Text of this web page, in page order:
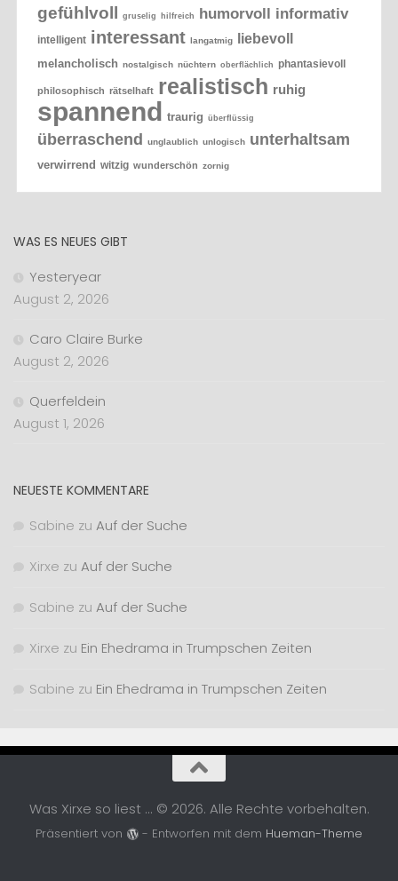
gefühlvoll gruselig hilfreich humorvoll informativ
intelligent interessant langatmig liebevoll
melancholisch nostalgisch nüchtern oberflächlich phantasievoll
philosophisch rätselhaft realistisch ruhig
spannend traurig überflüssig
überraschend unglaublich unlogisch unterhaltsam
verwirrend witzig wunderschön zornig
WAS ES NEUES GIBT
Yesteryear
August 2, 2026
Caro Claire Burke
August 2, 2026
Querfeldein
August 1, 2026
NEUESTE KOMMENTARE
Sabine zu Auf der Suche
Xirxe zu Auf der Suche
Sabine zu Auf der Suche
Xirxe zu Ein Ehedrama in Trumpschen Zeiten
Sabine zu Ein Ehedrama in Trumpschen Zeiten
Was Xirxe so liest ... © 2026. Alle Rechte vorbehalten.
Präsentiert von - Entworfen mit dem Hueman-Theme